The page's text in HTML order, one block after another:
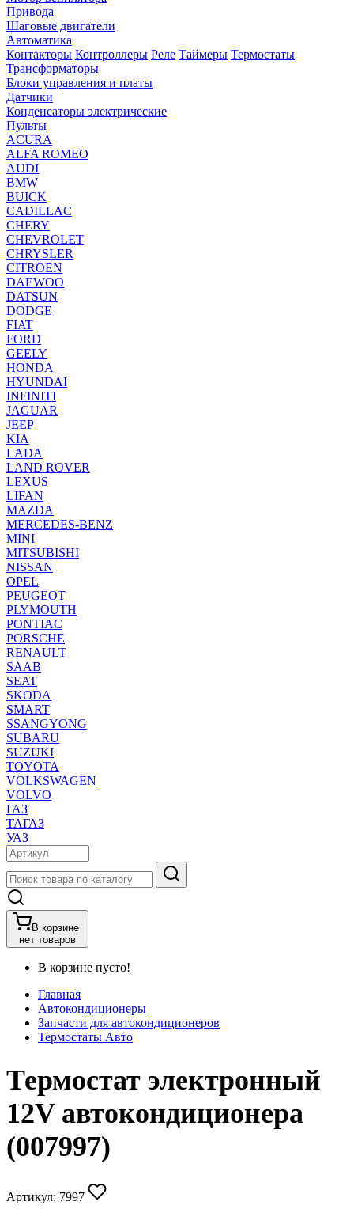
Привода
Шаговые двигатели
Автоматика
Контакторы Контроллеры Реле Таймеры Термостаты
Трансформаторы
Блоки управления и платы
Датчики
Конденсаторы электрические
Пульты
ACURA
ALFA ROMEO
AUDI
BMW
BUICK
CADILLAC
CHERY
CHEVROLET
CHRYSLER
CITROEN
DAEWOO
DATSUN
DODGE
FIAT
FORD
GEELY
HONDA
HYUNDAI
INFINITI
JAGUAR
JEEP
KIA
LADA
LAND ROVER
LEXUS
LIFAN
MAZDA
MERCEDES-BENZ
MINI
MITSUBISHI
NISSAN
OPEL
PEUGEOT
PLYMOUTH
PONTIAC
PORSCHE
RENAULT
SAAB
SEAT
SKODA
SMART
SSANGYONG
SUBARU
SUZUKI
TOYOTA
VOLKSWAGEN
VOLVO
ГАЗ
ТАГАЗ
УАЗ
В корзине
нет товаров
В корзине пусто!
Главная
Автокондиционеры
Запчасти для автокондиционеров
Термостаты Авто
Термостат электронный
12V автокондиционера
(007997)
Артикул: 7997